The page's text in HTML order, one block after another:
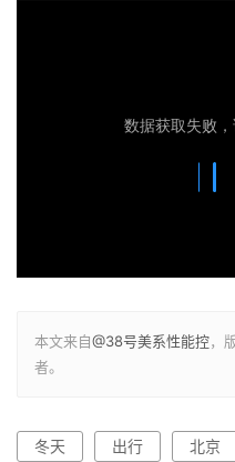
本文来自@38号美系性能控，
者。
冬天 出行 北京